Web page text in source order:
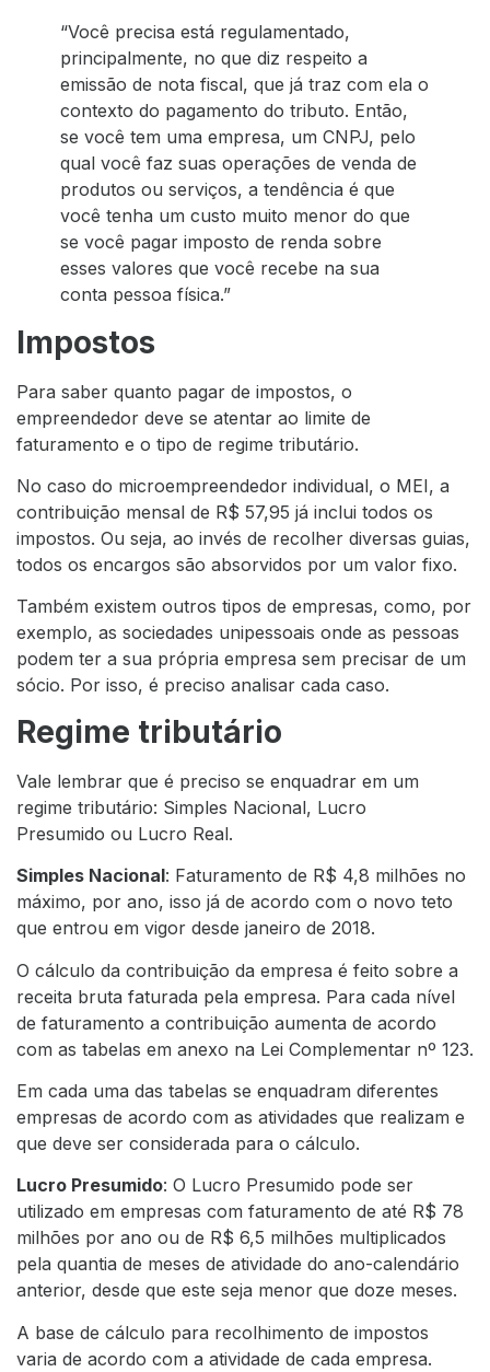
“Você precisa está regulamentado,
principalmente, no que diz respeito a
emissão de nota fiscal, que já traz com ela o
contexto do pagamento do tributo. Então,
se você tem uma empresa, um CNPJ, pelo
qual você faz suas operações de venda de
produtos ou serviços, a tendência é que
você tenha um custo muito menor do que
se você pagar imposto de renda sobre
esses valores que você recebe na sua
conta pessoa física.”
Impostos
Para saber quanto pagar de impostos, o
empreendedor deve se atentar ao limite de
faturamento e o tipo de regime tributário.
No caso do microempreendedor individual, o MEI, a
contribuição mensal de R$ 57,95 já inclui todos os
impostos. Ou seja, ao invés de recolher diversas guias,
todos os encargos são absorvidos por um valor fixo.
Também existem outros tipos de empresas, como, por
exemplo, as sociedades unipessoais onde as pessoas
podem ter a sua própria empresa sem precisar de um
sócio. Por isso, é preciso analisar cada caso.
Regime tributário
Vale lembrar que é preciso se enquadrar em um
regime tributário: Simples Nacional, Lucro
Presumido ou Lucro Real.
Simples Nacional: Faturamento de R$ 4,8 milhões no
máximo, por ano, isso já de acordo com o novo teto
que entrou em vigor desde janeiro de 2018.
O cálculo da contribuição da empresa é feito sobre a
receita bruta faturada pela empresa. Para cada nível
de faturamento a contribuição aumenta de acordo
com as tabelas em anexo na Lei Complementar nº 123.
Em cada uma das tabelas se enquadram diferentes
empresas de acordo com as atividades que realizam e
que deve ser considerada para o cálculo.
Lucro Presumido: O Lucro Presumido pode ser
utilizado em empresas com faturamento de até R$ 78
milhões por ano ou de R$ 6,5 milhões multiplicados
pela quantia de meses de atividade do ano-calendário
anterior, desde que este seja menor que doze meses.
A base de cálculo para recolhimento de impostos
varia de acordo com a atividade de cada empresa.